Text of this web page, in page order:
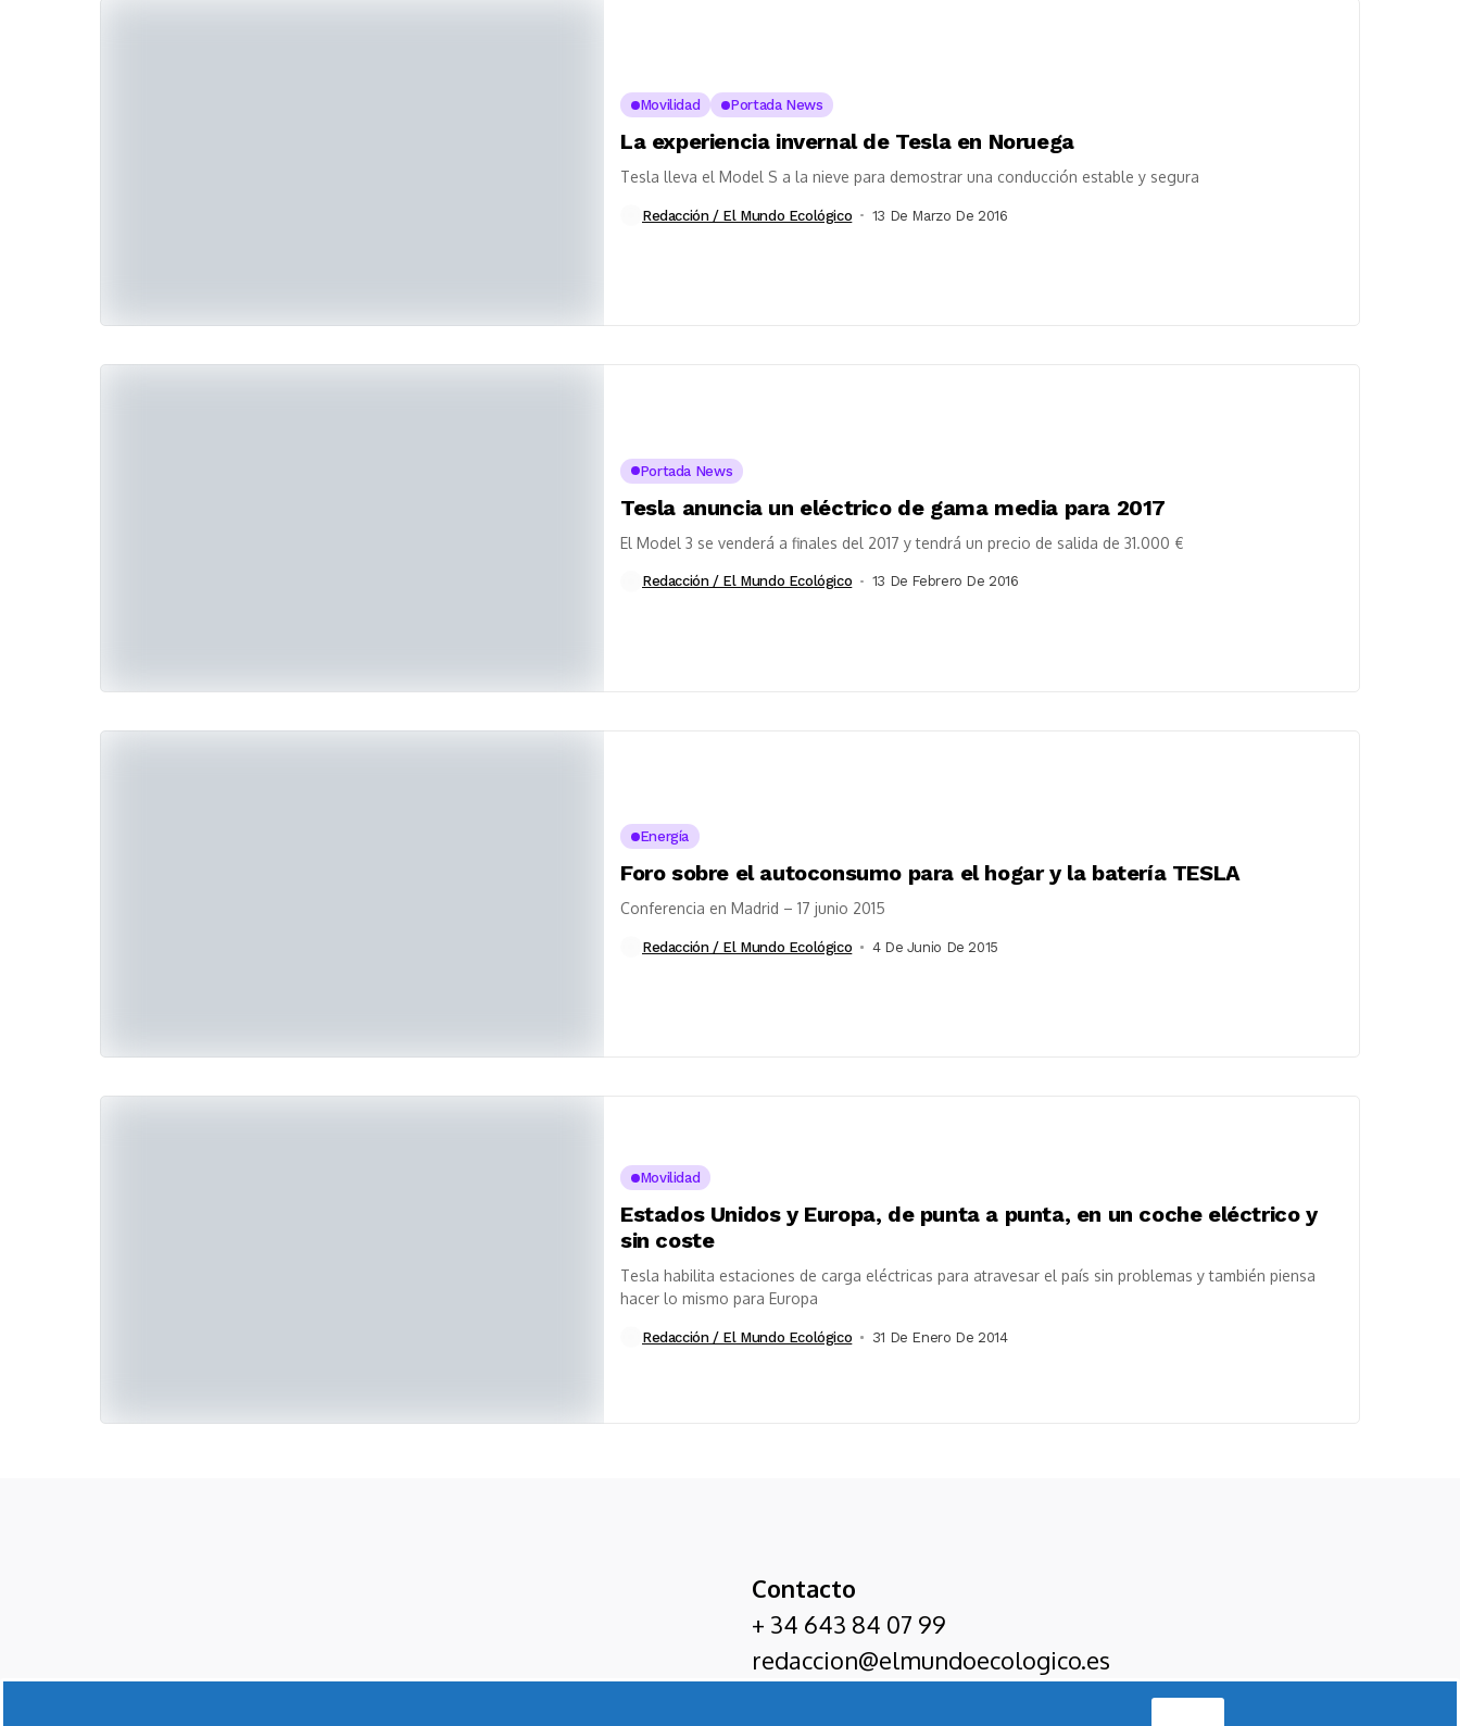
Movilidad Portada News
La experiencia invernal de Tesla en Noruega
Tesla lleva el Model S a la nieve para demostrar una conducción estable y segura
Redacción / El Mundo Ecológico 13 De Marzo De 2016
Portada News
Tesla anuncia un eléctrico de gama media para 2017
El Model 3 se venderá a finales del 2017 y tendrá un precio de salida de 31.000 €
Redacción / El Mundo Ecológico 13 De Febrero De 2016
Energía
Foro sobre el autoconsumo para el hogar y la batería TESLA
Conferencia en Madrid – 17 junio 2015
Redacción / El Mundo Ecológico 4 De Junio De 2015
Movilidad
Estados Unidos y Europa, de punta a punta, en un coche eléctrico y
sin coste
Tesla habilita estaciones de carga eléctricas para atravesar el país sin problemas y también piensa
hacer lo mismo para Europa
Redacción / El Mundo Ecológico 31 De Enero De 2014
Contacto
+ 34 643 84 07 99
redaccion@elmundoecologico.es